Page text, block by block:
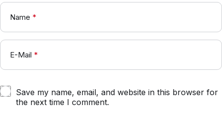
Name *
E-Mail *
Save my name, email, and website in this browser for
the next time I comment.